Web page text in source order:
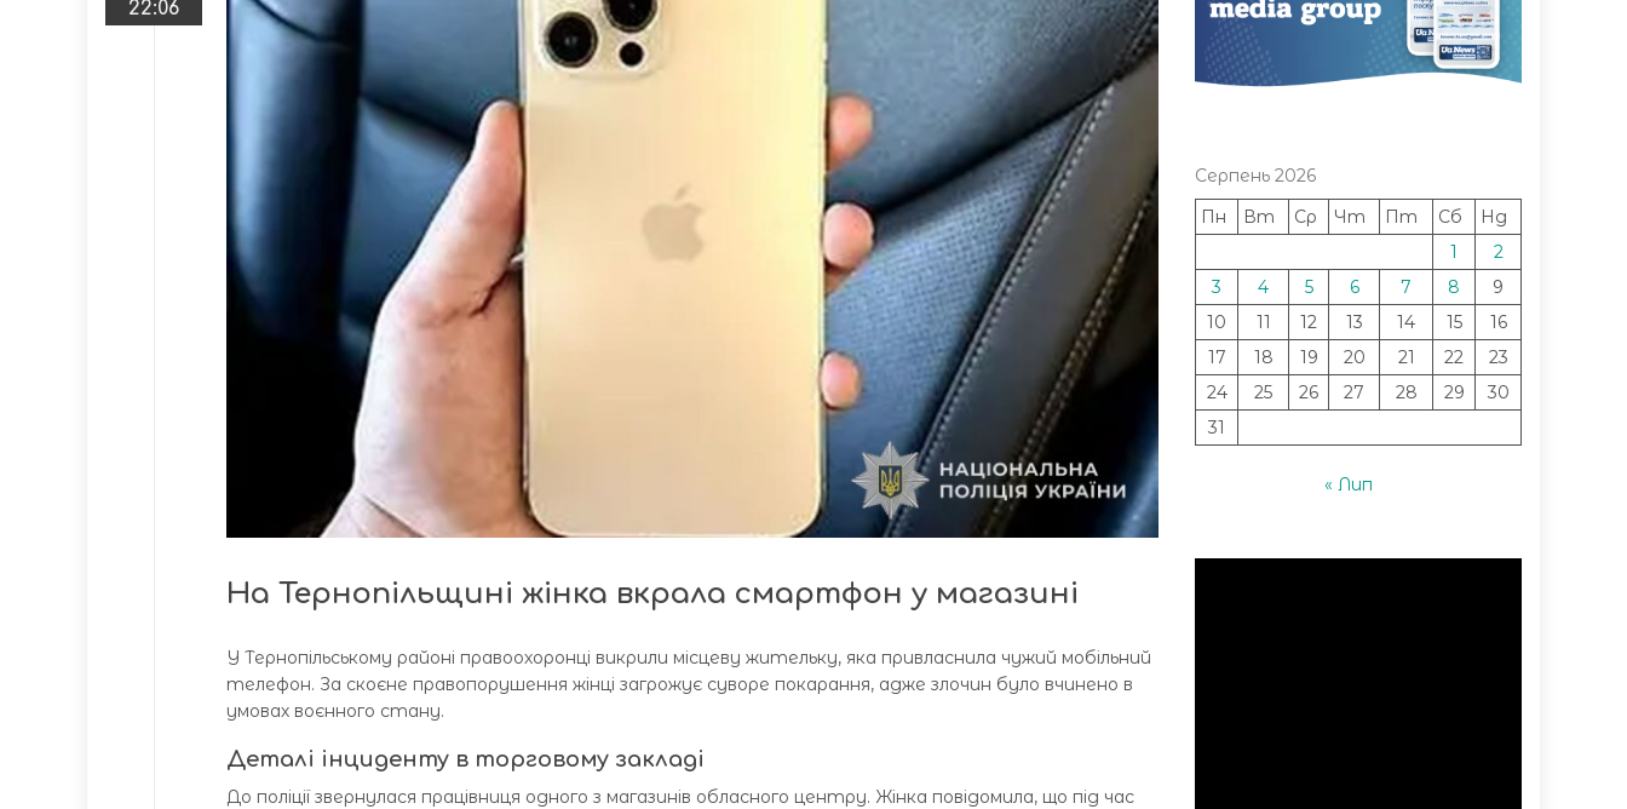
22:06
На Тернопільщині жінка вкрала смартфон у магазині
У Тернопільському районі правоохоронці викрили місцеву жительку, яка привласнила чужий мобільний
телефон. За скоєне правопорушення жінці загрожує суворе покарання, адже злочин було вчинено в
умовах воєнного стану.
Деталі інциденту в торговому закладі
До поліції звернулася працівниця одного з магазинів обласного центру. Жінка повідомила, що під час
Серпень 2026
Пн
Вт Ср Чт Пт Сб
Нд
1
2
3
4 5 6 7 8
9
10
11 12 13 14 15
16
17
18 19 20 21 22
23
24
25 26 27 28 29
30
31
« Лип